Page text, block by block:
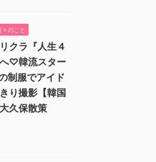
々のこと
クラ『人生４
♡韓流スター
制服でアイド
り撮影【韓国
久保散策